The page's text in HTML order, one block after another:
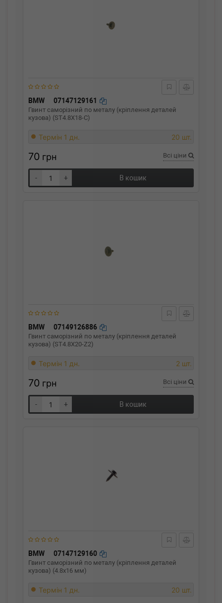
BMW 07147129161
Гвинт саморізний по металу (кріплення деталей
кузова) (ST4.8X18-C)
Термін 1 дн. 20 шт.
70 грн Всі ціни
- + В кошик
BMW 07149126886
Гвинт саморізний по металу (кріплення деталей
кузова) (ST4.8X20-Z2)
Термін 1 дн. 2 шт.
70 грн Всі ціни
- + В кошик
BMW 07147129160
Гвинт саморізний по металу (кріплення деталей
кузова) (4.8x16 мм)
Термін 1 дн. 20 шт.